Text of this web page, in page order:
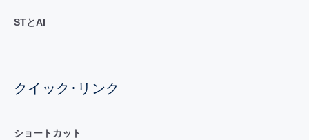
STとAI
クイック･リンク
ショートカット